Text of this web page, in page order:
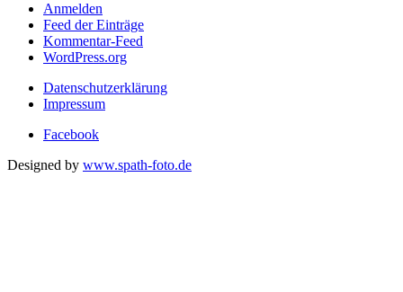
Anmelden
Feed der Einträge
Kommentar-Feed
WordPress.org
Datenschutzerklärung
Impressum
Facebook
Designed by www.spath-foto.de